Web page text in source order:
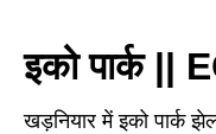
इको पार्क ||
खड़नियार में इको पार्क